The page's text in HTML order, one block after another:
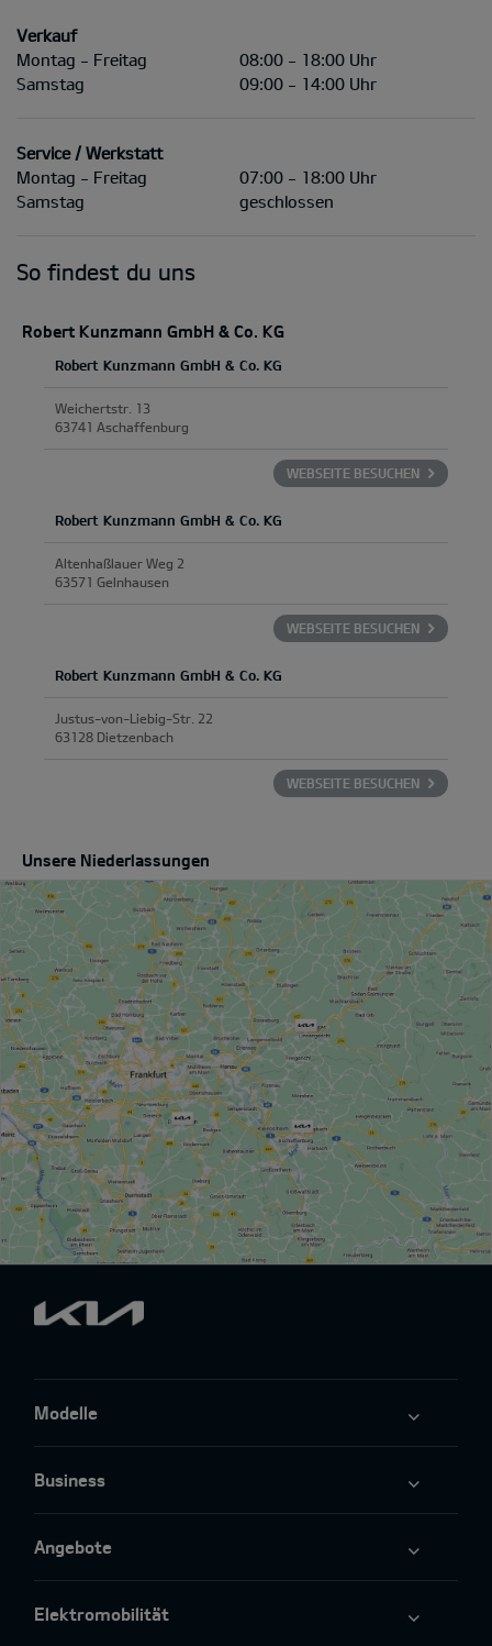
Verkauf
Montag - Freitag
08:00 - 18:00 Uhr
Samstag
09:00 - 14:00 Uhr
Service / Werkstatt
Montag - Freitag
07:00 - 18:00 Uhr
Samstag
geschlossen
So findest du uns
Robert Kunzmann GmbH & Co. KG
Robert Kunzmann GmbH & Co. KG
Weichertstr. 13
63741 Aschaffenburg
WEBSEITE BESUCHEN
Robert Kunzmann GmbH & Co. KG
Altenhaßlauer Weg 2
63571 Gelnhausen
WEBSEITE BESUCHEN
Robert Kunzmann GmbH & Co. KG
Justus-von-Liebig-Str. 22
63128 Dietzenbach
WEBSEITE BESUCHEN
Unsere Niederlassungen
Modelle
Business
Angebote
Elektromobilität